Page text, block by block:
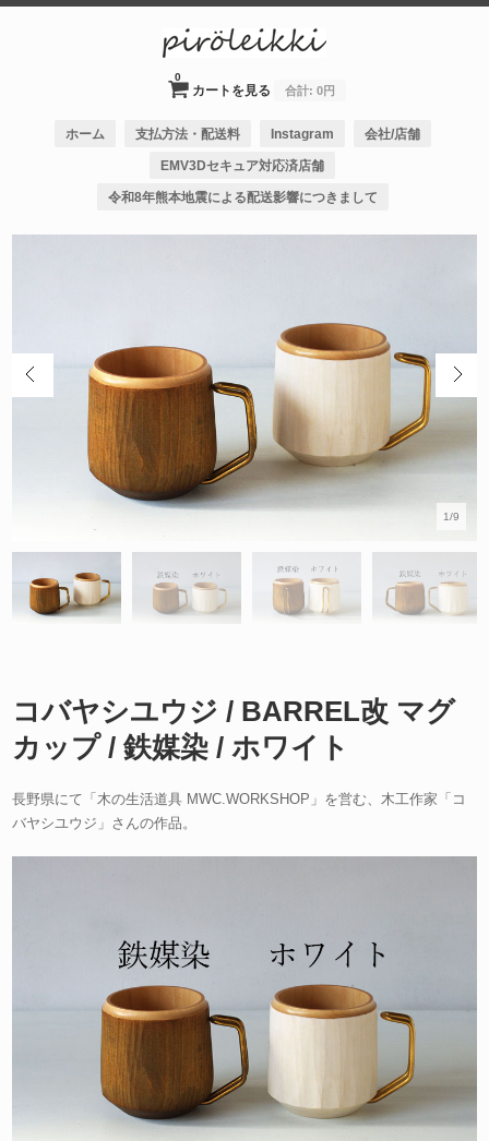
カートを見る
0
合計: 0円
ホーム 支払方法・配送料 Instagram 会社/店舗
EMV3Dセキュア対応済店舗
令和8年熊本地震による配送影響につきまして
1/9
コバヤシユウジ / BARREL改 マグ
カップ / 鉄媒染 / ホワイト
長野県にて「木の生活道具 MWC.WORKSHOP」を営む、木工作家「コ
バヤシユウジ」さんの作品。